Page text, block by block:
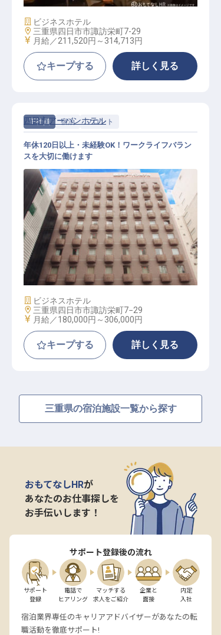
施設業態
ビジネスホテル
勤務地
三重県四日市市諏訪栄町7-29
給与
月給／211,520円～ 314,713円
キープする 詳しく見る
正社員 宿泊 フロント
フロント / 正社員
四日市アーバンホテル
年休120日以上・未経験OK！ワークライフバラン
スを大切に働けます
施設業態
ビジネスホテル
勤務地
三重県四日市市諏訪栄町7−29
給与
月給／180,000円～ 306,000円
キープする 詳しく見る
三重県の宿泊施設一覧から探す
おもてなしHRが
あなたのお仕事探しを
お手伝いします！
サポート登録後の流れ
サポート
登録
電話で
ヒアリング
マッチする
求人をご紹介
企業と
面接
内定
入社
宿泊業界専任のキャリアアドバイザーがあなたの転
職活動を徹底サポート!